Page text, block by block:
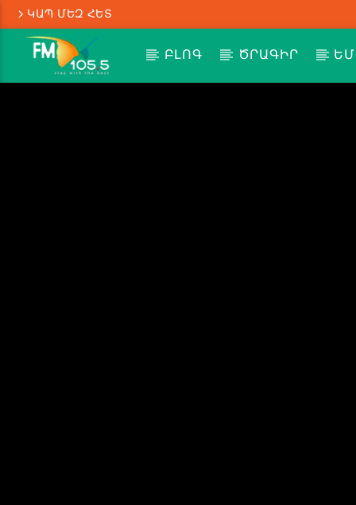
ԿԱՊ ՄԵԶ ՀԵՏ
ԲԼՈԳ ԾՐԱԳԻՐ